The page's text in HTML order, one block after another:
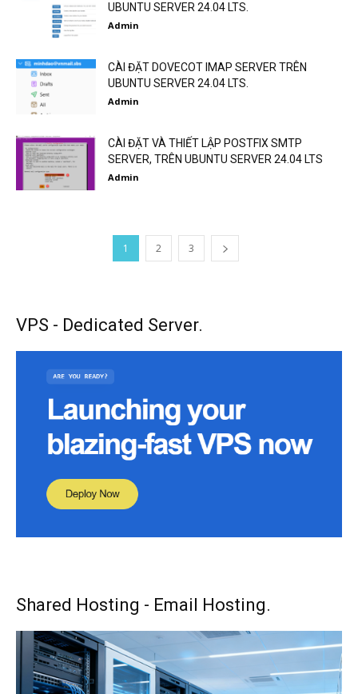
UBUNTU SERVER 24.04 LTS.
Admin
CÀI ĐẶT DOVECOT IMAP SERVER TRÊN
UBUNTU SERVER 24.04 LTS.
Admin
CÀI ĐẶT VÀ THIẾT LẬP POSTFIX SMTP
SERVER, TRÊN UBUNTU SERVER 24.04 LTS
Admin
1 2 3
VPS - Dedicated Server.
Shared Hosting - Email Hosting.